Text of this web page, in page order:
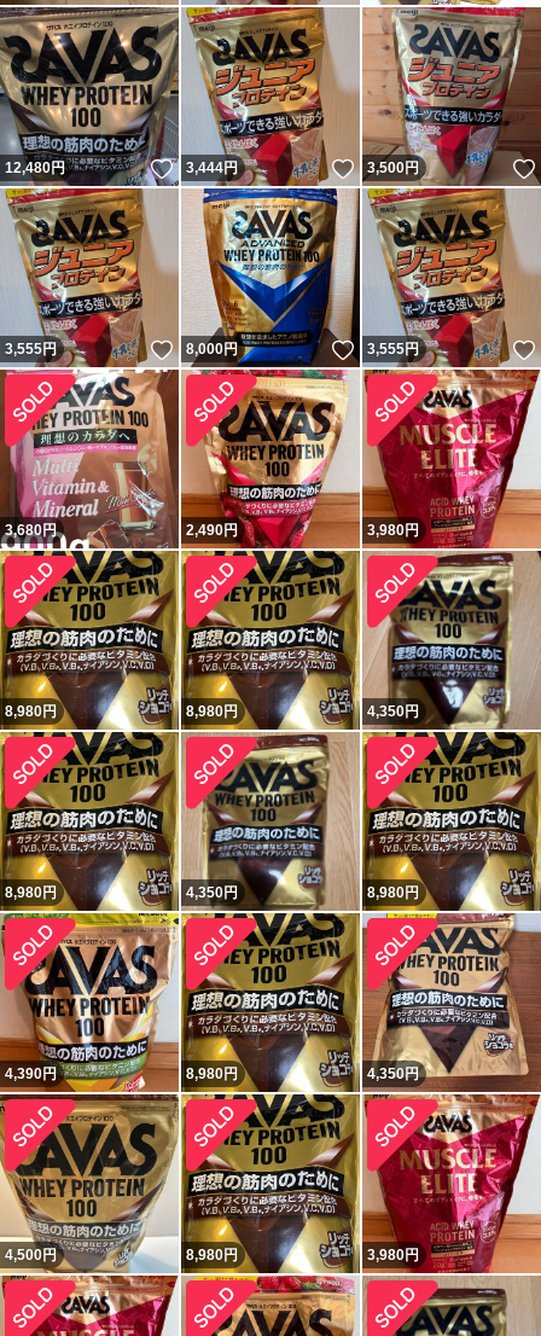
12,480円 いいね！
3,444円 いいね！
3,500円
3,555円 いいね！
8,000円 いいね！
3,555円
3,680円 2,490円 3,980円
8,980円 8,980円 4,350円
8,980円 4,350円 8,980円
4,390円 8,980円 4,350円
4,500円 8,980円 3,980円